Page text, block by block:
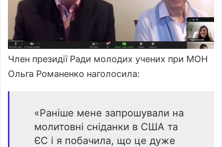
Член президії Ради молодих учених при МОН
Ольга Романенко наголосила:
«Раніше мене запрошували на
молитовні сніданки в США та
ЄС і я побачила, що це дуже